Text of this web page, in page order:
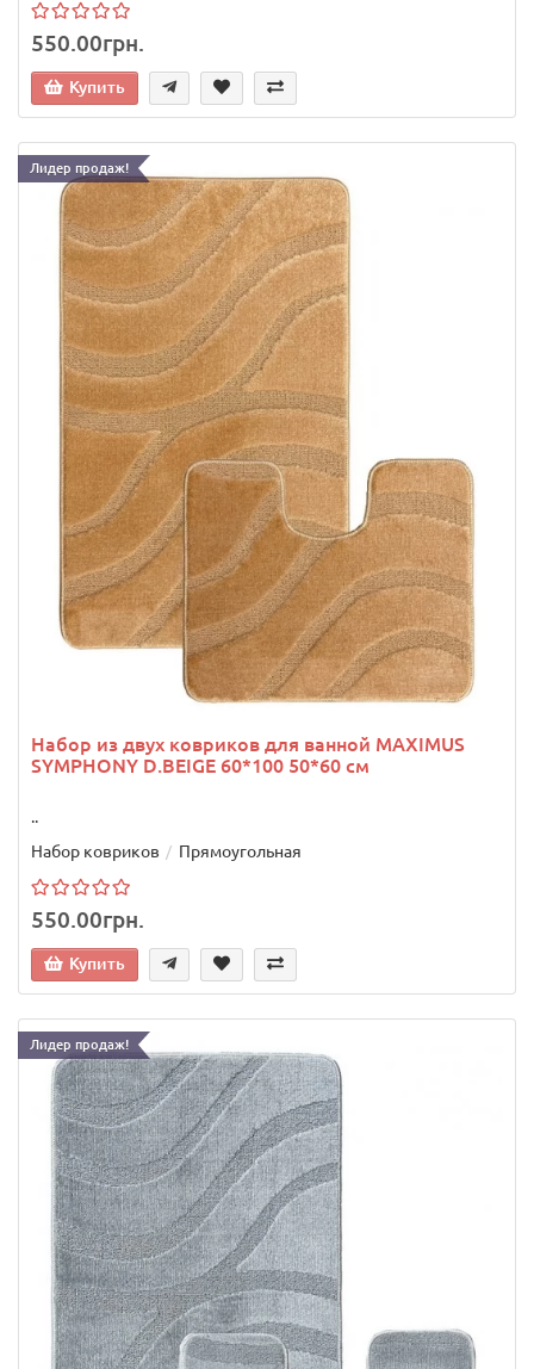
550.00грн.
Купить
Лидер продаж!
Набор из двух ковриков для ванной MAXIMUS
SYMPHONY D.BEIGE 60*100 50*60 см
..
Набор ковриков
Прямоугольная
550.00грн.
Купить
Лидер продаж!